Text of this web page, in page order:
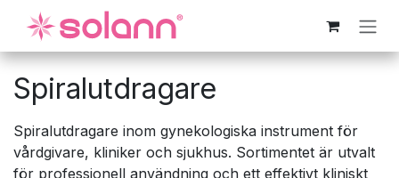
Hoppa till innehåll
Spiralutdragare
Spiralutdragare inom gynekologiska instrument för
vårdgivare, kliniker och sjukhus. Sortimentet är utvalt
för professionell användning och ett effektivt kliniskt